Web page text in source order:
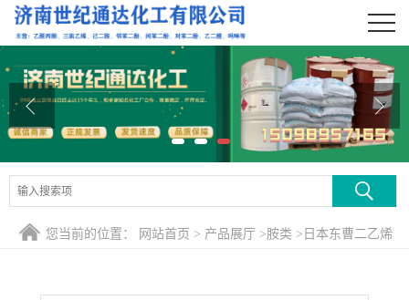
公司首页
公司介绍
产品展厅
证书荣誉
您当前的位置： 网站首页 > 产品展厅 >胺类 > 日本东曹二乙烯